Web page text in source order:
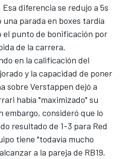
diferencia se redujo a 5s
parada en boxes tardía
el punto de bonificación por
de la carrera.
en la calificación del
y la capacidad de poner
sobre Verstappen dejó a
había "maximizado" su
embargo, consideró que lo
resultado de 1-3 para Red
tiene "todavía mucho
a la pareja de RB19.